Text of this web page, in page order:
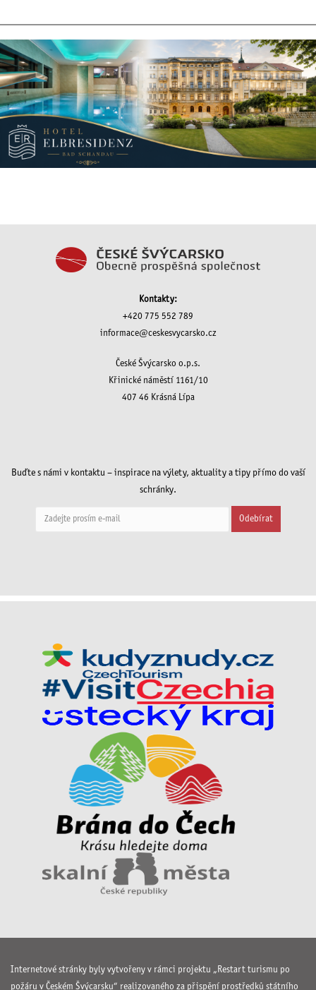
Kontakty:
+420 775 552 789
informace@ceskesvycarsko.cz
České Švýcarsko o.p.s.
Křinické náměstí 1161/10
407 46 Krásná Lípa
Buďte s námi v kontaktu – inspirace na výlety, aktuality a tipy přímo do vaší
schránky.
Odebírat
Internetové stránky byly vytvořeny v rámci projektu „Restart turismu po
požáru v Českém Švýcarsku“ realizovaného za přispění prostředků státního